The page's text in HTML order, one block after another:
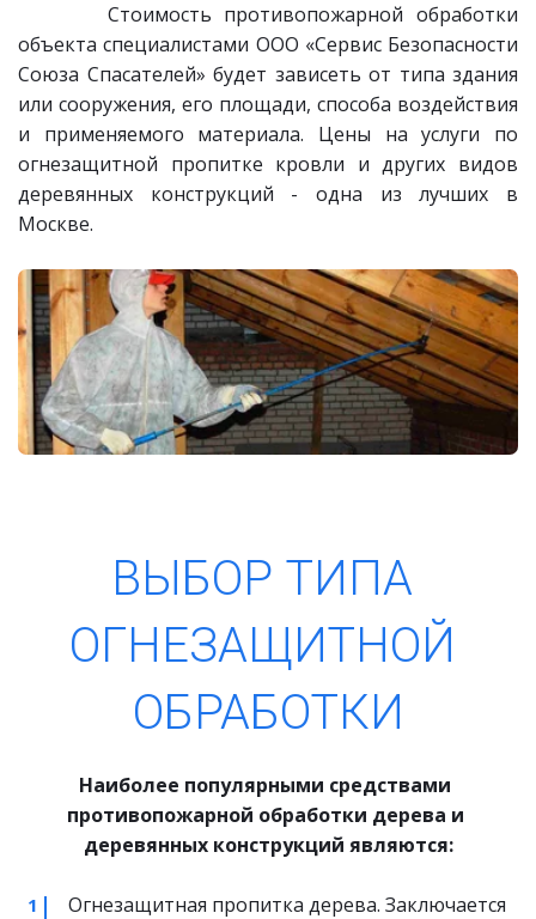
Стоимость противопожарной обработки
объекта специалистами ООО «Сервис Безопасности
Союза Спасателей» будет зависеть от типа здания
или сооружения, его площади, способа воздействия
и применяемого материала. Цены на услуги по
огнезащитной пропитке кровли и других видов
деревянных конструкций - одна из лучших в
Москве.
ВЫБОР ТИПА
ОГНЕЗАЩИТНОЙ
ОБРАБОТКИ
Наиболее популярными средствами
противопожарной обработки дерева и
деревянных конструкций являются:
Огнезащитная пропитка дерева. Заключается